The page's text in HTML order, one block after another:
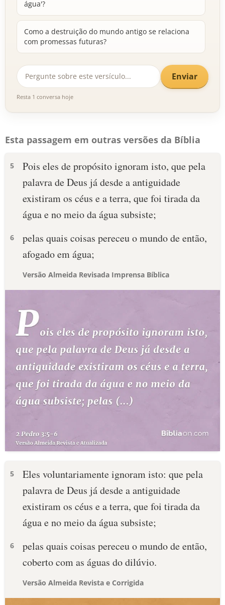
água'?
Como a destruição do mundo antigo se relaciona
com promessas futuras?
Enviar
Resta 1 conversa hoje
Esta passagem em outras versões da Bíblia
5
Pois eles de propósito ignoram isto, que pela
palavra de Deus já desde a antiguidade
existiram os céus e a terra, que foi tirada da
água e no meio da água subsiste;
6
pelas quais coisas pereceu o mundo de então,
afogado em água;
Versão Almeida Revisada Imprensa Bíblica
5
Eles voluntariamente ignoram isto: que pela
palavra de Deus já desde a antiguidade
existiram os céus e a terra, que foi tirada da
água e no meio da água subsiste;
6
pelas quais coisas pereceu o mundo de então,
coberto com as águas do dilúvio.
Versão Almeida Revista e Corrigida